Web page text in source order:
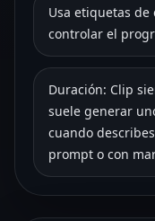
Usa etiquetas
controlar el
Duración: Clip
suele generar
cuando
prompt o con